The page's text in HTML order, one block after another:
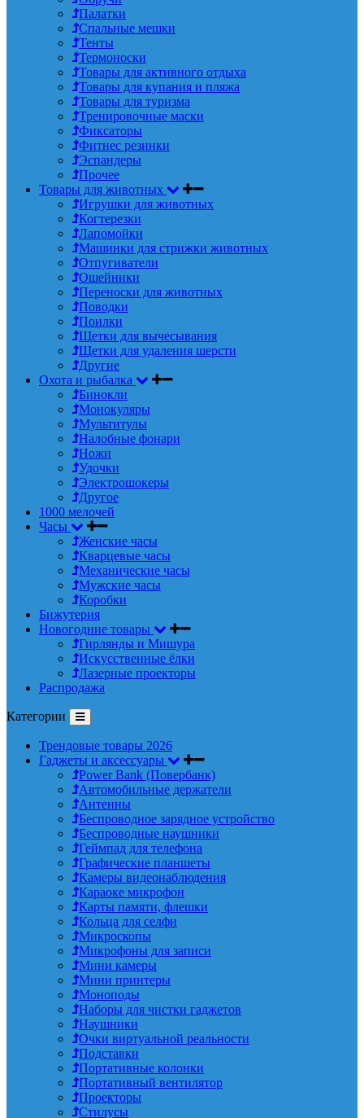
Палатки
Спальные мешки
Тенты
Термоноски
Товары для активного отдыха
Товары для купания и пляжа
Товары для туризма
Тренировочные маски
Фиксаторы
Фитнес резинки
Эспандеры
Прочее
Товары для животных
Игрушки для животных
Когтерезки
Лапомойки
Машинки для стрижки животных
Отпугиватели
Ошейники
Переноски для животных
Поводки
Поилки
Щетки для вычесывания
Щетки для удаления шерсти
Другие
Охота и рыбалка
Бинокли
Монокуляры
Мультитулы
Налобные фонари
Ножи
Удочки
Электрошокеры
Другое
1000 мелочей
Часы
Женские часы
Кварцевые часы
Механические часы
Мужские часы
Коробки
Бижутерия
Новогодние товары
Гирлянды и Мишура
Искусственные ёлки
Лазерные проекторы
Распродажа
Категории
Трендовые товары 2026
Гаджеты и аксессуары
Power Bank (Повербанк)
Автомобильные держатели
Антенны
Беспроводное зарядное устройство
Беспроводные наушники
Геймпад для телефона
Графические планшеты
Камеры видеонаблюдения
Караоке микрофон
Карты памяти, флешки
Кольца для селфи
Микроскопы
Микрофоны для записи
Мини камеры
Мини принтеры
Моноподы
Наборы для чистки гаджетов
Наушники
Очки виртуальной реальности
Подставки
Портативные колонки
Портативный вентилятор
Проекторы
Стилусы